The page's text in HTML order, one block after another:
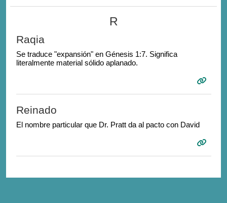
R
Raqia
Se traduce "expansión" en Génesis 1:7. Significa
literalmente material sólido aplanado.
Reinado
El nombre particular que Dr. Pratt da al pacto con David